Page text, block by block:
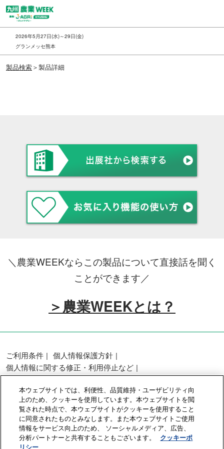
ス
キ
ッ
し
て
2026年5月27日(水)～29日(金)
グランメッセ熊本
製品検索＞製品詳細
＼農業WEEKならこの製品について直接話を聞く
ことができます／
＞農業WEEKとは？
ご利用条件
個人情報保護方針
個人情報に関する修正・利用停止など
展示会・セミナー参加ポリシー
カスタマーハラスメントに対する基本方針
クッキーポリシー
クッキーの設定
Copyright © RX Japan GK
本ウェブサイトでは、利便性、品質維持・ユーザビリティ向
上のため、クッキーを使用しています。本ウェブサイトを閲
覧された時点で、本ウェブサイトがクッキーを使用すること
に同意されたものとみなします。また本ウェブサイトご使用
情報をサービス向上のため、 ソーシャルメディア、広告、
分析パートナーと共有することもございます。
クッキーポ
リシー